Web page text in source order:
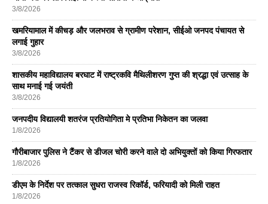
3/8/2026
खमरियामाल में कीचड़ और जलभराव से ग्रामीण परेशान, सीईओ जनपद पंचायत से
लगाई गुहार
3/8/2026
शासकीय महाविद्यालय बरघाट में राष्ट्रकवि मैथिलीशरण गुप्त की श्रद्धा एवं उत्साह के
साथ मनाई गई जयंती
3/8/2026
जनपदीय विद्यालयी शतरंज प्रतियोगिता मे प्रतिभा निकेतन का जलवा
1/8/2026
गौरीबाजार पुलिस ने टैंकर से डीजल चोरी करने वाले दो अभियुक्तों को किया गिरफतार
1/8/2026
डीएम के निर्देश पर तत्काल सुधरा राजस्व रिकॉर्ड, फरियादी को मिली राहत
1/8/2026